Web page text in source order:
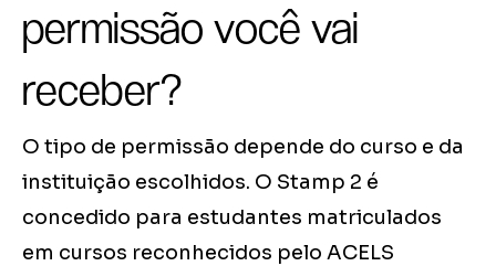
permissão você vai
receber?
O tipo de permissão depende do curso e da
instituição escolhidos. O Stamp 2 é
concedido para estudantes matriculados
em cursos reconhecidos pelo ACELS